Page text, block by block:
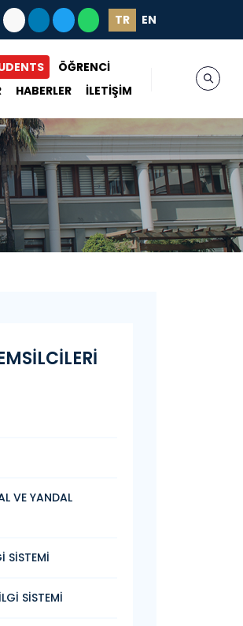
TR EN
ÖĞRENCİ
HABERLER İLETİŞİM
VE YANDAL
SİSTEMİ
SİSTEMİ